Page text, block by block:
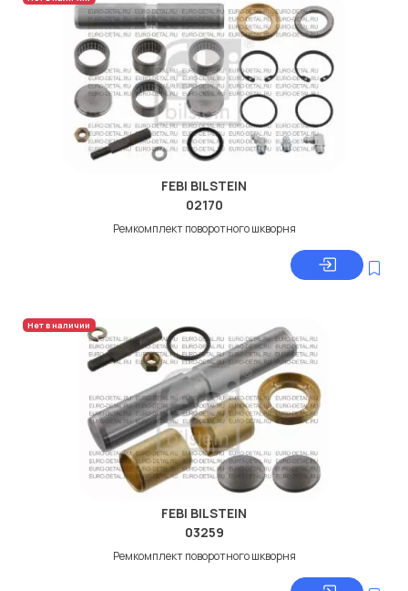
FEBI BILSTEIN
02170
Ремкомплект поворотного шкворня
Нет в наличии
FEBI BILSTEIN
03259
Ремкомплект поворотного шкворня